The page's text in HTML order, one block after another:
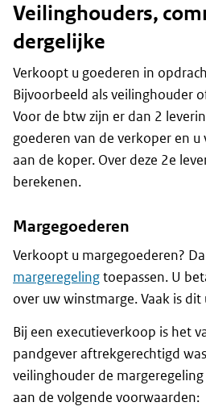
Veilinghouders,
dergelijke
Verkoopt u goederen in
Bijvoorbeeld als veilinghouder
Voor de btw zijn er dan 2
goederen van de verkoper en
aan de koper. Over deze 2e
berekenen.
Margegoederen
Verkoopt u margegoederen?
margeregelingtoepassen. U
over uw winstmarge. Vaak is dit
Bij een executieverkoop is het
pandgever aftrekgerechtigd
veilinghouder de
aan de volgende voorwaarden: